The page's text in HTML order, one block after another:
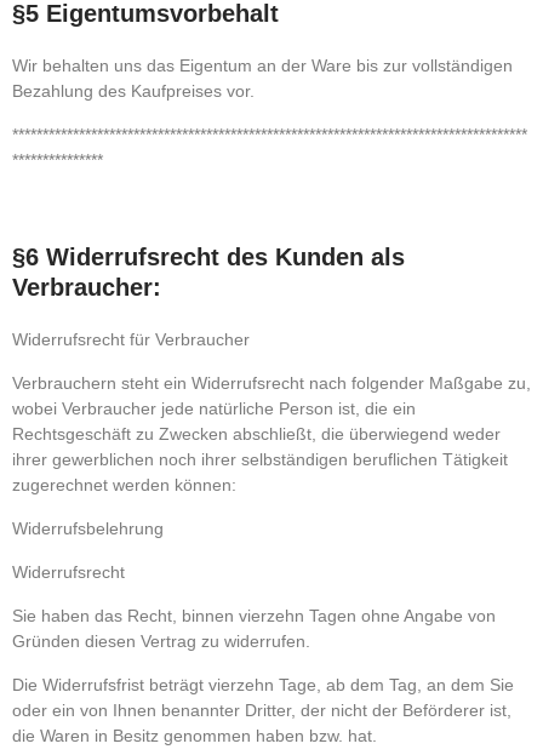
§5 Eigentumsvorbehalt
Wir behalten uns das Eigentum an der Ware bis zur vollständigen
Bezahlung des Kaufpreises vor.
*************************************************************************************
***************
§6 Widerrufsrecht des Kunden als
Verbraucher:
Widerrufsrecht für Verbraucher
Verbrauchern steht ein Widerrufsrecht nach folgender Maßgabe zu,
wobei Verbraucher jede natürliche Person ist, die ein
Rechtsgeschäft zu Zwecken abschließt, die überwiegend weder
ihrer gewerblichen noch ihrer selbständigen beruflichen Tätigkeit
zugerechnet werden können:
Widerrufsbelehrung
Widerrufsrecht
Sie haben das Recht, binnen vierzehn Tagen ohne Angabe von
Gründen diesen Vertrag zu widerrufen.
Die Widerrufsfrist beträgt vierzehn Tage, ab dem Tag, an dem Sie
oder ein von Ihnen benannter Dritter, der nicht der Beförderer ist,
die Waren in Besitz genommen haben bzw. hat.